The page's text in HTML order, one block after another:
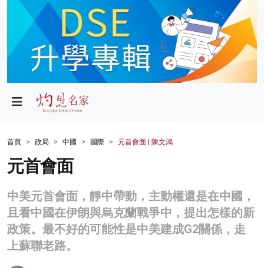
政局
財經
生活
商業
科技
首頁 政局 中國 國際 元首會面 | 陳文鴻
元首會面
中美元首會面，靜中帶動，主動權還是在中國，
且看中國在伊朗與烏克蘭戰爭中，提出怎樣的新
政策。最不好的可能性是中美建成G2關係，走
上蘇聯老路。